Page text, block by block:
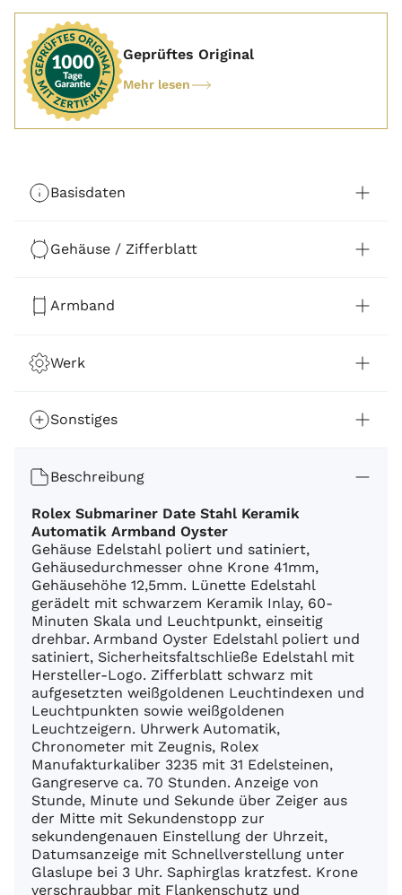
Geprüftes Original
Mehr lesen
Basisdaten
Gehäuse / Zifferblatt
Armband
Werk
Sonstiges
Beschreibung
Rolex Submariner Date Stahl Keramik
Automatik Armband Oyster
Gehäuse Edelstahl poliert und satiniert,
Gehäusedurchmesser ohne Krone 41mm,
Gehäusehöhe 12,5mm. Lünette Edelstahl
gerädelt mit schwarzem Keramik Inlay, 60-
Minuten Skala und Leuchtpunkt, einseitig
drehbar. Armband Oyster Edelstahl poliert und
satiniert, Sicherheitsfaltschließe Edelstahl mit
Hersteller-Logo. Zifferblatt schwarz mit
aufgesetzten weißgoldenen Leuchtindexen und
Leuchtpunkten sowie weißgoldenen
Leuchtzeigern. Uhrwerk Automatik,
Chronometer mit Zeugnis, Rolex
Manufakturkaliber 3235 mit 31 Edelsteinen,
Gangreserve ca. 70 Stunden. Anzeige von
Stunde, Minute und Sekunde über Zeiger aus
der Mitte mit Sekundenstopp zur
sekundengenauen Einstellung der Uhrzeit,
Datumsanzeige mit Schnellverstellung unter
Glaslupe bei 3 Uhr. Saphirglas kratzfest. Krone
verschraubbar mit Flankenschutz und